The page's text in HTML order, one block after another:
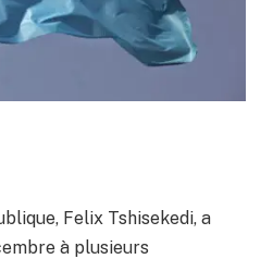
Felix Tshisekedi, a
à plusieurs